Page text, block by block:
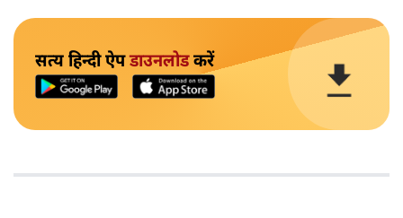
सत्य हिन्दी ऐपडाउनलोडकरें